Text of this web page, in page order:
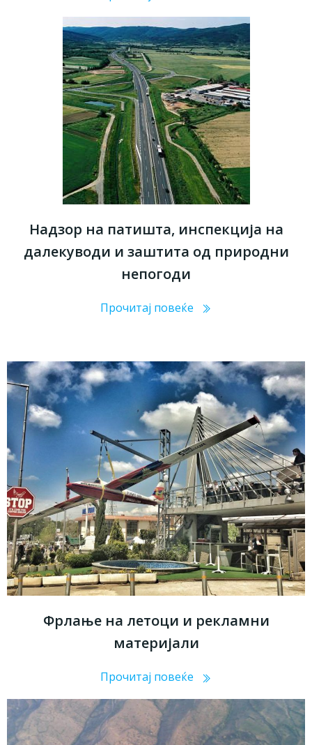
Надзор на патишта, инспекција на
далекуводи и заштита од природни
непогоди
Прочитај повеќе
Фрлање на летоци и рекламни
материјали
Прочитај повеќе